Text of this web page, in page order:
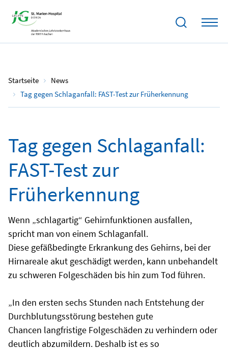
Startseite
News
Tag gegen Schlaganfall: FAST-Test zur Früherkennung
10.05.2023
Tag gegen Schlaganfall:
FAST-Test zur
Früherkennung
Wenn „schlagartig“ Gehirnfunktionen ausfallen,
spricht man von einem Schlaganfall.
Diese gefäßbedingte Erkrankung des Gehirns, bei der
Hirnareale akut geschädigt werden, kann unbehandelt
zu schweren Folgeschäden bis hin zum Tod führen.
„In den ersten sechs Stunden nach Entstehung der
Durchblutungsstörung bestehen gute
Chancen langfristige Folgeschäden zu verhindern oder
deutlich abzumildern. Deshalb ist es so